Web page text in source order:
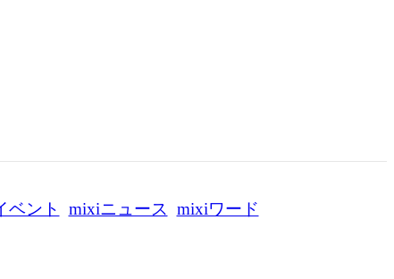
ベント mixiニュース mixiワード